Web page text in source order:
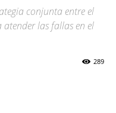
conjunta entre el
las fallas en el
289